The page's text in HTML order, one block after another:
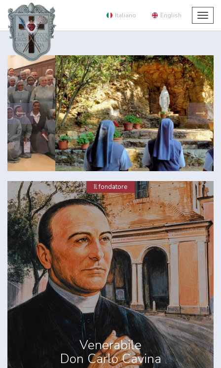
Italiano English
Il fondatore
Venerabile
Don Carlo Cavina